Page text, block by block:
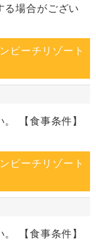
る場合がござい
ビーチリゾート
【食事条件】
ビーチリゾート
【食事条件】